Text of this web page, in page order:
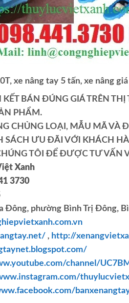
xe nâng tay 5 tấn, xe nâng
KẾT BÁN ĐÚNG GIÁ TRÊN THỊ
PHẨM.
CHỦNG LOẠI, MẪU MÃ VÀ
SÁCH ƯU ĐÃI VỚI KHÁCH
TÔI ĐỂ ĐƯỢC TƯ VẤN
Xanh
3730
Đông, phường Bình Trị Đông,
, http://
channel/